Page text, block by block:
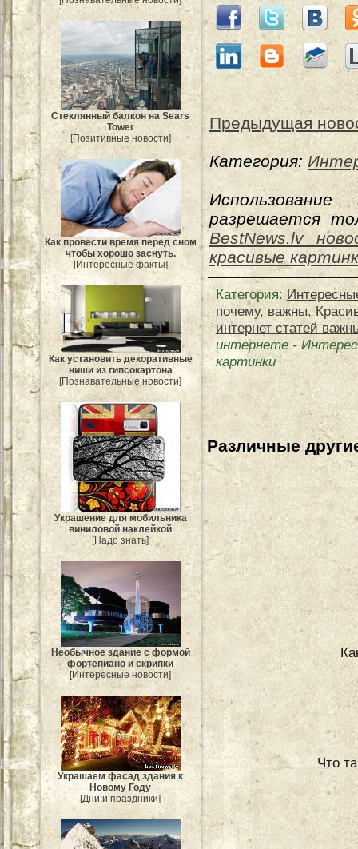
Стеклянный балкон на Sears
Tower
[Позитивные новости]
Как провести время перед сном
чтобы хорошо заснуть.
[Интересные факты]
Как установить декоративные
ниши из гипсокартона
[Познавательные новости]
Украшение для мобильника
виниловой наклейкой
[Надо знать]
Необычное здание с формой
фортепиано и скрипки
[Интересные новости]
Украшаем фасад здания к
Новому Году
[Дни и праздники]
Предыдущая
Категория:
разрешается
BestNews.lv
красивые
Категория:
почему, важны,
интернет статей
интернете -
картинки
Различные
Что